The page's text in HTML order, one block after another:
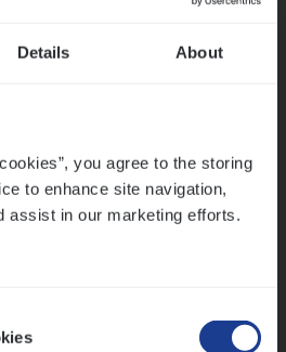
Details About
you agree to the storing
to enhance site navigation,
assist in our marketing efforts.
Mari­ne Cargo
Management